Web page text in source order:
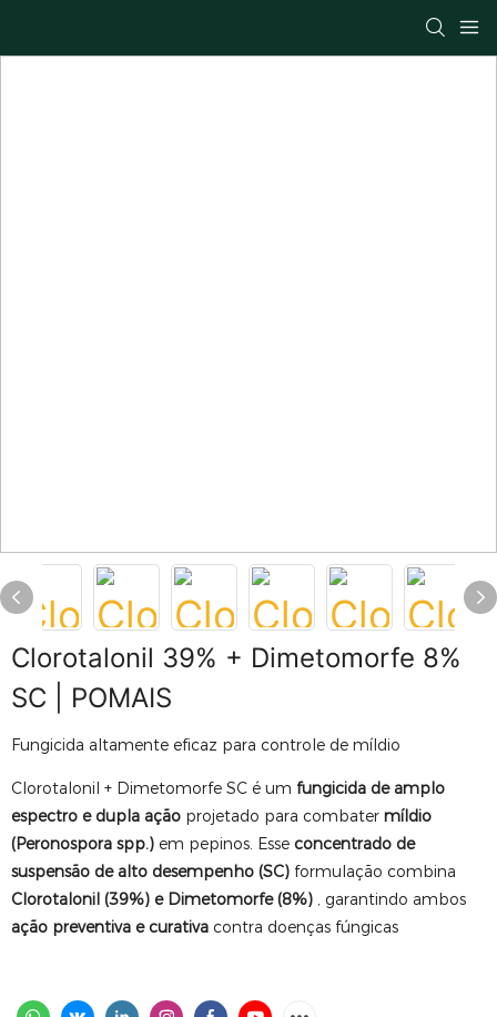
Clorotalonil 39% + Dimetomorfe 8%
SC | POMAIS
Fungicida altamente eficaz para controle de míldio
Clorotalonil + Dimetomorfe SC é um fungicida de amplo
espectro e dupla ação projetado para combater míldio
(Peronospora spp.) em pepinos. Esse concentrado de
suspensão de alto desempenho (SC) formulação combina
Clorotalonil (39%) e Dimetomorfe (8%) , garantindo ambos
ação preventiva e curativa contra doenças fúngicas